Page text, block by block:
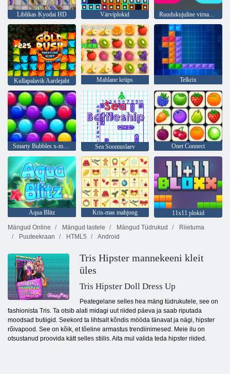
Liblikas Kyodai HD Värviplokid Ruudukujuline virnastaja
Kullapalavik Aardejaht Mahlane kriips Telkrix
Smarty Bubbles x-mas väljaanne Sea Soomuslaev Onet Connect
Aqua Blitz Kris-mas mahjong
11x11 plokid
Mängud Online
Mängud lastele Mängud Tüdrukud
Riietuma
Puuteekraan
HTML5 Android
Tris Hipster mannekeeni kleit
üles
Tris Hipster Doll Dress Up
Peategelane selles hea mäng tüdrukutele, see on
fashionista Tris. Ta otsib alati midagi uut riided päeva ja saab riputada
moodsad butiigid. Seekord ta lihtsalt kõndis mööda tänavat ja nägi, hipster
rõivapood. See on kõik, et tõeline armastus trendiinimesed. Meie ilu on
otsustanud proovida kätt selles stiilis. Aita mul valida teda hipster riided.